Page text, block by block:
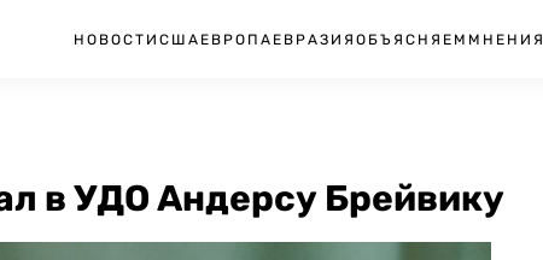
НОВОСТИ США ЕВРОПА ЕВРАЗИЯ ОБЪЯСНЯЕМ МНЕНИЯ
в УДО Андерсу Брейвику